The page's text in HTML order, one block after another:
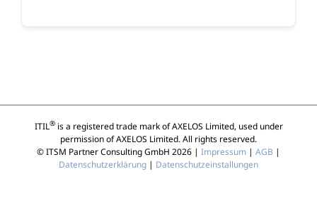
ITIL®is a registered trade mark of AXELOS Limited, used under
permission of AXELOS Limited. All rights reserved.
© ITSM Partner Consulting GmbH 2026 | Impressum | AGB |
Datenschutzerklärung | Datenschutzeinstallungen